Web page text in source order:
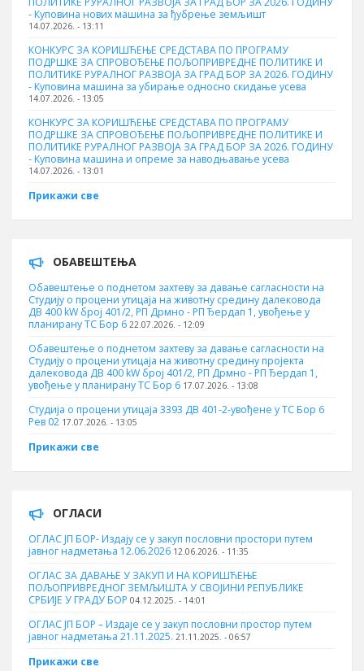
- Куповина нових машина за ђубрење земљишт
14.07.2026. - 13:11
КОНКУРС ЗА КОРИШЋЕЊЕ СРЕДСТАВА ПО ПРОГРАМУ
ПОДРШКЕ ЗА СПРОВОЂЕЊЕ ПОЉОПРИВРЕДНЕ ПОЛИТИКЕ И
ПОЛИТИКЕ РУРАЛНОГ РАЗВОЈА ЗА ГРАД БОР ЗА 2026. ГОДИНУ
- Куповинa машина за убирање односно скидање усева
14.07.2026. - 13:05
КОНКУРС ЗА КОРИШЋЕЊЕ СРЕДСТАВА ПО ПРОГРАМУ
ПОДРШКЕ ЗА СПРОВОЂЕЊЕ ПОЉОПРИВРЕДНЕ ПОЛИТИКЕ И
ПОЛИТИКЕ РУРАЛНОГ РАЗВОЈА ЗА ГРАД БОР ЗА 2026. ГОДИНУ
- Куповина машина и опреме за наводњавање усева
14.07.2026. - 13:01
Прикажи све
ОБАВЕШТЕЊА
Обавештење о поднетом захтеву за давање сагласности на
Студију о процени утицаја на животну средину далековода
ДВ 400 kW број 401/2, РП Дрмно - РП Ђердап 1, увођење у
планирану ТС Бор 6 22.07.2026. - 12:09
Обавештење о поднетом захтеву за давање сагласности на
Студију о процени утицаја на животну средину пројекта
далековода ДВ 400 kW број 401/2, РП Дрмно - РП Ђердап 1,
увођење у планирану ТС Бор 6 17.07.2026. - 13:08
Студија о процени утицаја 3393 ДВ 401-2-увођене у ТС Бор 6
Рев 02 17.07.2026. - 13:05
Прикажи све
ОГЛАСИ
ОГЛАС ЈП БОР- Издају се у закуп пословни простори путем
јавног надметања 12.06.2026 12.06.2026. - 11:35
ОГЛАС ЗА ДАВАЊЕ У ЗАКУП И НА КОРИШЋЕЊЕ
ПОЉОПРИВРЕДНОГ ЗЕМЉИШТА У СВОЈИНИ РЕПУБЛИКЕ
СРБИЈЕ У ГРАДУ БОР 04.12.2025. - 14:01
ОГЛАС ЈП БОР – Издаје се у закуп пословни простор путем
јавног надметања 21.11.2025. 21.11.2025. - 06:57
Прикажи све